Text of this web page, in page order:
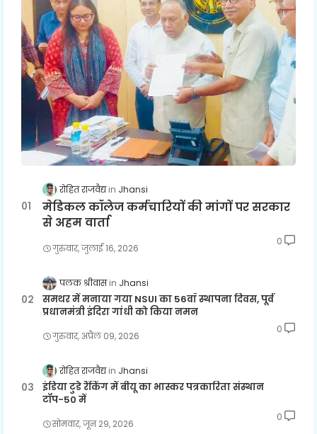
रोहित राजवैद्य Jhansi
मेडिकल कॉलेज कर्मचारियों की मांगों पर सरकार
से अहम वार्ता
गुरुवार, जुलाई 16, 2026
0
पलक श्रीवास Jhansi
समथर में मनाया गया NSUI का 56वाँ स्थापना दिवस, पूर्व
प्रधानमंत्री इंदिरा गांधी को किया नमन
गुरुवार, अप्रैल 09, 2026
0
रोहित राजवैद्य Jhansi
इंडिया टुडे रैंकिंग में बीयू का भास्कर पत्रकारिता संस्थान
टॉप-50 में
सोमवार, जून 29, 2026
0